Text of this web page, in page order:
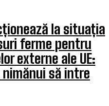
la situația
ferme pentru
externe ale UE:
să intre